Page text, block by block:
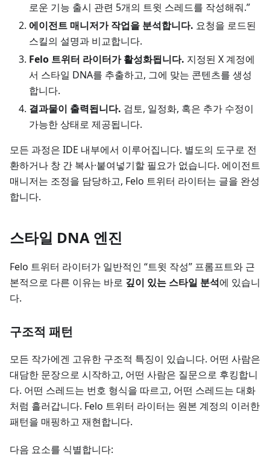
로운 기능 출시 관련 5개의 트윗 스레드를 작성해줘.”
에이전트 매니저가 작업을 분석합니다. 요청을 로드된
스킬의 설명과 비교합니다.
Felo 트위터 라이터가 활성화됩니다. 지정된 X 계정에
서 스타일 DNA를 추출하고, 그에 맞는 콘텐츠를 생성
합니다.
결과물이 출력됩니다. 검토, 일정화, 혹은 추가 수정이
가능한 상태로 제공됩니다.
모든 과정은 IDE 내부에서 이루어집니다. 별도의 도구로 전
환하거나 창 간 복사·붙여넣기할 필요가 없습니다. 에이전트
매니저는 조정을 담당하고, Felo 트위터 라이터는 글을 완성
합니다.
스타일 DNA 엔진
Felo 트위터 라이터가 일반적인 “트윗 작성” 프롬프트와 근
본적으로 다른 이유는 바로 깊이 있는 스타일 분석에 있습니
다.
구조적 패턴
모든 작가에겐 고유한 구조적 특징이 있습니다. 어떤 사람은
대담한 문장으로 시작하고, 어떤 사람은 질문으로 후킹합니
다. 어떤 스레드는 번호 형식을 따르고, 어떤 스레드는 대화
처럼 흘러갑니다. Felo 트위터 라이터는 원본 계정의 이러한
패턴을 매핑하고 재현합니다.
다음 요소를 식별합니다: